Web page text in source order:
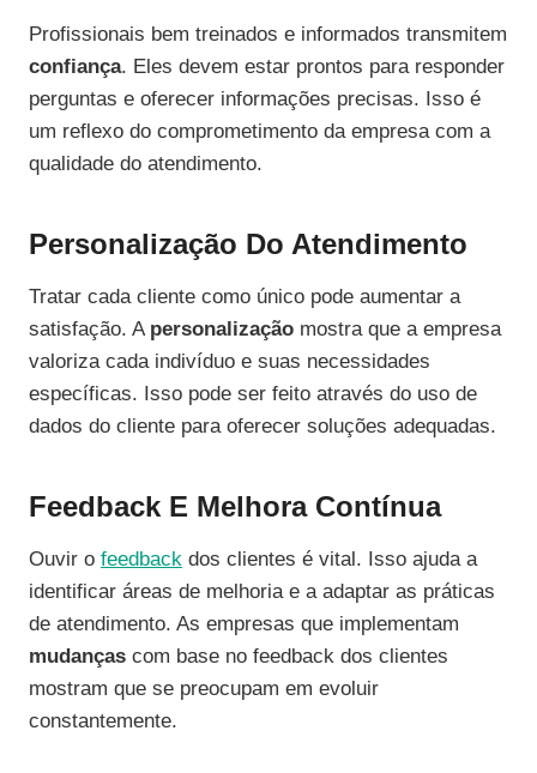
Profissionais bem treinados e informados transmitem
confiança. Eles devem estar prontos para responder
perguntas e oferecer informações precisas. Isso é
um reflexo do comprometimento da empresa com a
qualidade do atendimento.
Personalização Do Atendimento
Tratar cada cliente como único pode aumentar a
satisfação. A personalização mostra que a empresa
valoriza cada indivíduo e suas necessidades
específicas. Isso pode ser feito através do uso de
dados do cliente para oferecer soluções adequadas.
Feedback E Melhora Contínua
Ouvir o feedback dos clientes é vital. Isso ajuda a
identificar áreas de melhoria e a adaptar as práticas
de atendimento. As empresas que implementam
mudanças com base no feedback dos clientes
mostram que se preocupam em evoluir
constantemente.